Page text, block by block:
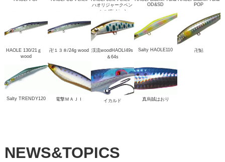
ハオリジャークペン
シル(Sinking)
OD&SD
POP
HAOLE 130/21ｇ
wood
卍１３８/24g wood
渓流woodHAOLI49s
＆64s
Salty HAOLE110 卍鮎
Salty TRENDY120 電撃ＭＡＪＩ イカルド 真烏賊はおり
NEWS&TOPICS